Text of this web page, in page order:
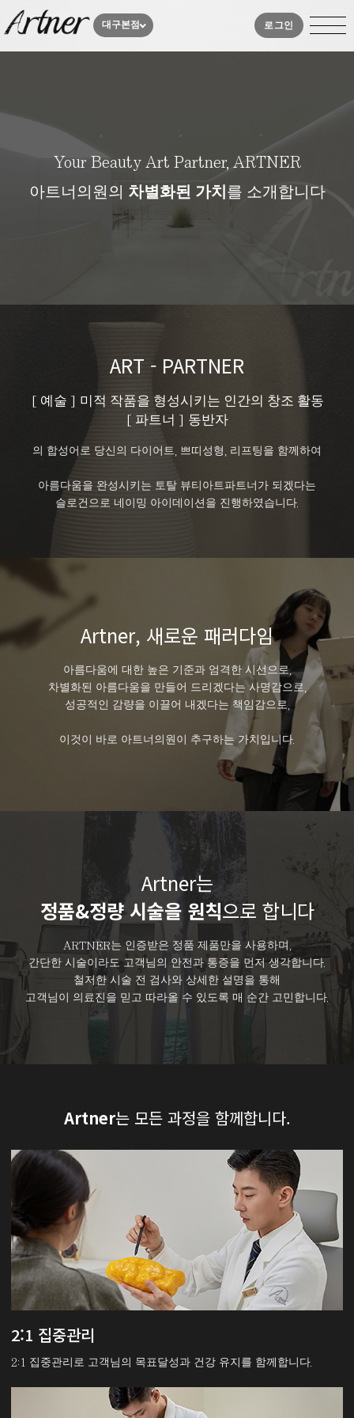
대구본점 로그인
너
Your Beauty Art Partner, ARTNER
아트너의원의 차별화된 가치 를 소개합니다
ART - PARTNER
[ 예술 ] 미적 작품을 형성시키는 인간의 창조 활동
[ 파트너 ] 동반자
의 합성어로 당신의 다이어트, 쁘띠성형, 리프팅을 함께하여
아름다움을 완성시키는 토탈 뷰티아트파트너가 되겠다는
슬로건으로 네이밍 아이데이션을 진행하였습니다.
Artner, 새로운 패러다임
아름다움에 대한 높은 기준과 엄격한 시선으로,
차별화된 아름다움을 만들어 드리겠다는 사명감으로,
성공적인 감량을 이끌어 내겠다는 책임감으로,
이것이 바로 아트너의원이 추구하는 가치입니다.
Artner는
정품&정량 시술을 원칙으로 합니다
ARTNER는 인증받은 정품 제품만을 사용하며,
간단한 시술이라도 고객님의 안전과 통증을 먼저 생각합니다.
철저한 시술 전 검사와 상세한 설명을 통해
고객님이 의료진을 믿고 따라올 수 있도록 매 순간 고민합니다.
Artner는 모든 과정을 함께합니다.
2:1 집중관리
2:1 집중관리로 고객님의 목표달성과 건강 유지를 함께합니다.